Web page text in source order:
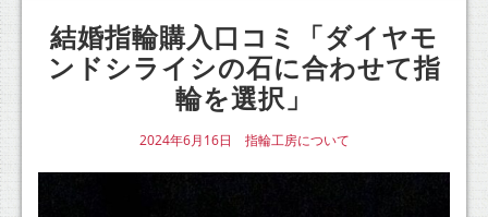
結婚指輪購入口コミ「ダイヤモ
ンドシライシの石に合わせて指
輪を選択」
2024年6月16日 指輪工房について